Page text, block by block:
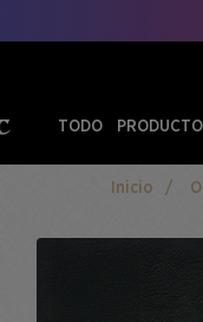
TODO
Inicio